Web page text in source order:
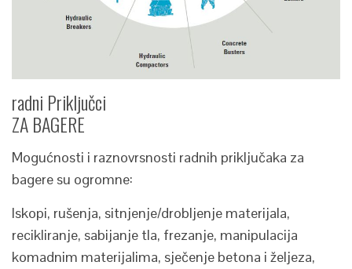
radni Priključci
ZA BAGERE
Mogućnosti i raznovrsnosti radnih priključaka za
bagere su ogromne:
Iskopi, rušenja, sitnjenje/drobljenje materijala,
recikliranje, sabijanje tla, frezanje, manipulacija
komadnim materijalima, sječenje betona i željeza,